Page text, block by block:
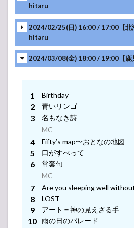
-アンコール-
MC
-アンコール-
MC
MC
-アンコール-
MC
-アンコール-
MC
-アンコール-
MC
MC
MC
-アンコール-
MC
MC
MC
-アンコール-
MC
MC
-アンコール-
MC
MC
MC
MC
hitaru
MC
MC
2024/02/25(日) 16:00 / 17:00【北
hitaru
MC
MC
MC
2024/03/08(金) 18:00 / 19:00【鹿
Birthday
青いリンゴ
名もなき詩
MC
Fifty’s map〜おとなの地図
口がすべって
常套句
MC
Are you sleeping well
LOST
アート＝神の見えざる手
雨の日のパレード